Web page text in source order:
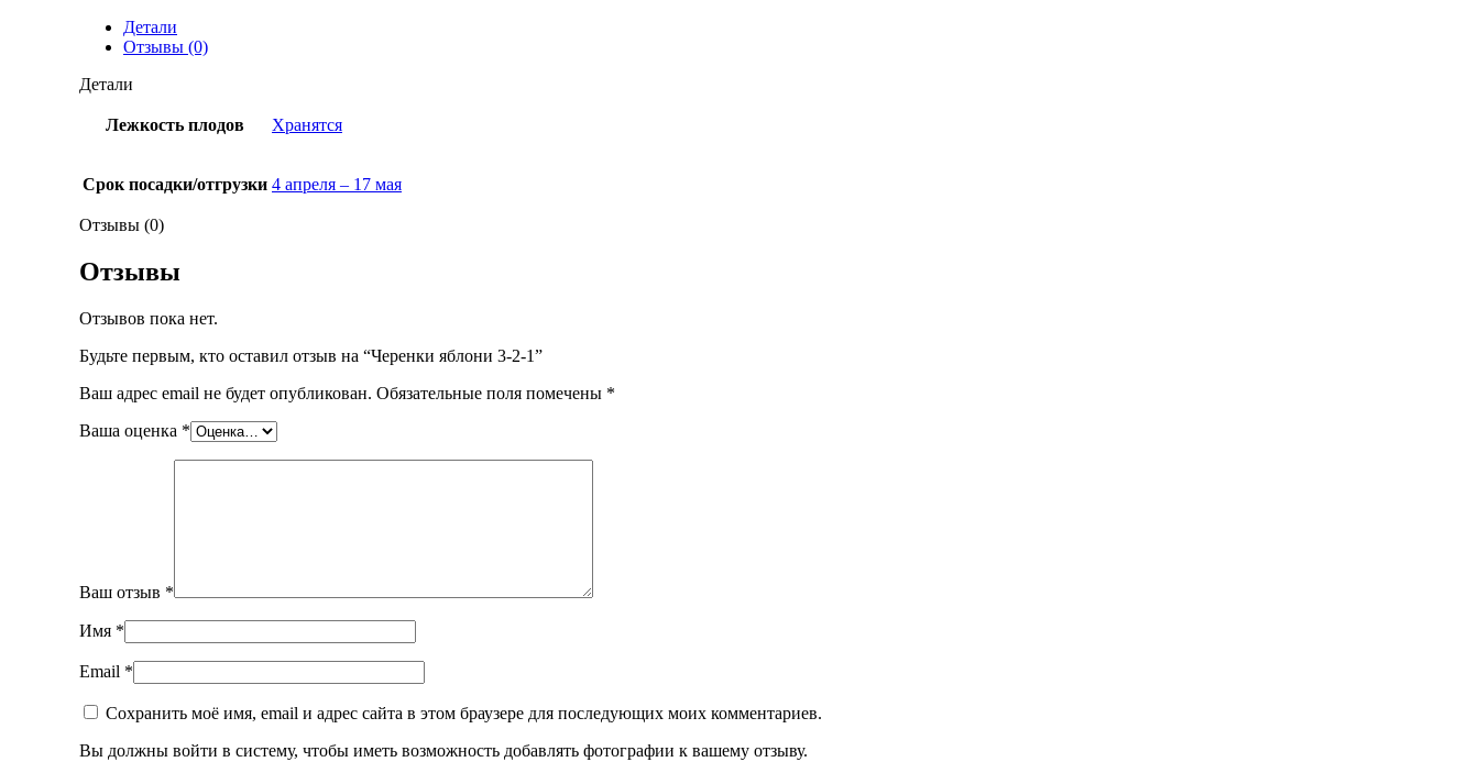
Детали
Отзывы (0)
Детали
Лежкость плодов Хранятся
Срок посадки/отгрузки 4 апреля – 17 мая
Отзывы (0)
Отзывы
Отзывов пока нет.
Будьте первым, кто оставил отзыв на “Черенки яблони 3-2-1”
Ваш адрес email не будет опубликован. Обязательные поля помечены *
Ваша оценка *
Ваш отзыв *
Имя *
Email *
Сохранить моё имя, email и адрес сайта в этом браузере для последующих моих комментариев.
Вы должны войти в систему, чтобы иметь возможность добавлять фотографии к вашему отзыву.